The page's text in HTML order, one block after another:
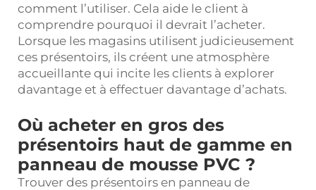
comment l’utiliser. Cela aide le client à
comprendre pourquoi il devrait l’acheter.
Lorsque les magasins utilisent judicieusement
ces présentoirs, ils créent une atmosphère
accueillante qui incite les clients à explorer
davantage et à effectuer davantage d’achats.
Où acheter en gros des
présentoirs haut de gamme en
panneau de mousse PVC ?
Trouver des présentoirs en panneau de